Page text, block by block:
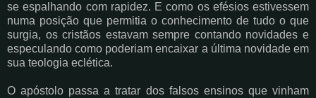
se espalhando com rapidez. E como os efésios estivessem
numa posição que permitia o conhecimento de tudo o que
surgia, os cristãos estavam sempre contando novidades e
especulando como poderiam encaixar a última novidade em
sua teologia eclética.
O apóstolo passa a tratar dos falsos ensinos que vinham